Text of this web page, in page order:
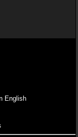
English